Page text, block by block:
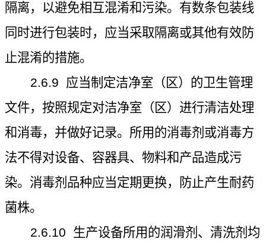
隔离，以避免相互混淆和污染。有数条包装线
同时进行包装时，应当采取隔离或其他有效防
止混淆的措施。
2.6.9 应当制定洁净室（区）的卫生管理
文件，按照规定对洁净室（区）进行清洁处理
和消毒，并做好记录。所用的消毒剂或消毒方
法不得对设备、容器具、物料和产品造成污
染。消毒剂品种应当定期更换，防止产生耐药
菌株。
2.6.10 生产设备所用的润滑剂、清洗剂均